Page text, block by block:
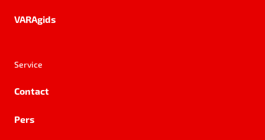
VARAgids
Service
Contact
Pers